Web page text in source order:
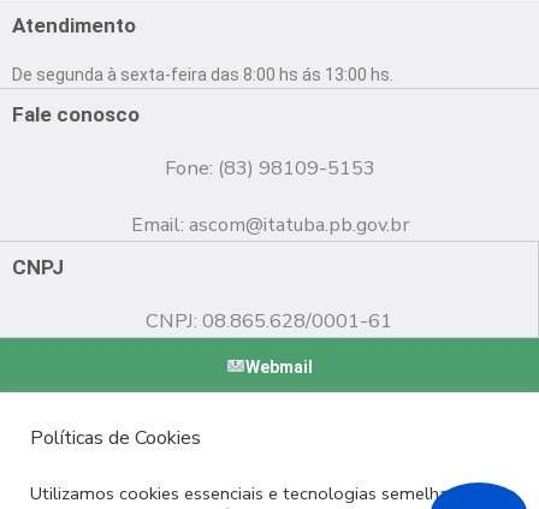
o
o
b
e
g
r
Atendimento
De segunda à sexta-feira das 8:00 hs ás 13:00 hs.
Fale conosco
Fone: (83) 98109-5153
Email: ascom@itatuba.pb.gov.br
CNPJ
CNPJ: 08.865.628/0001-61
Webmail
Políticas de Cookies
Utilizamos cookies essenciais e tecnologias semelhantes de